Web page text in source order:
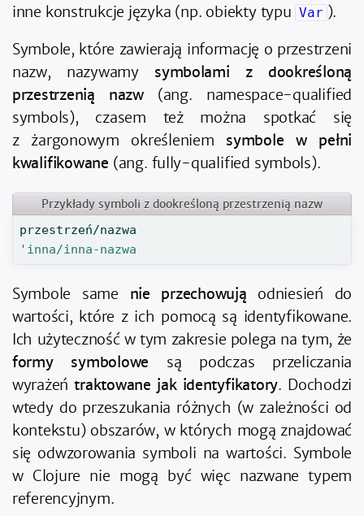
inne konstrukcje języka (np. obiekty typu Var ).
Symbole, które zawierają informację o przestrzeni
nazw, nazywamy symbolami z dookreśloną
przestrzenią nazw(ang. namespace-qualified
symbols), czasem też można spotkać się
z żargonowym określeniem symbole w pełni
kwalifikowane (ang. fully-qualified symbols).
Przykłady symboli z dookreśloną przestrzenią nazw
przestrzeń/nazwa
'inna/inna-nazwa
Symbole same nie przechowują odniesień do
wartości, które z ich pomocą są identyfikowane.
Ich użyteczność w tym zakresie polega na tym, że
formy symbolowe są podczas przeliczania
wyrażeńtraktowane jak identyfikatory. Dochodzi
wtedy do przeszukania różnych (w zależności od
kontekstu) obszarów, w których mogą znajdować
się odwzorowania symboli na wartości. Symbole
w Clojure nie mogą być więc nazwane typem
referencyjnym.